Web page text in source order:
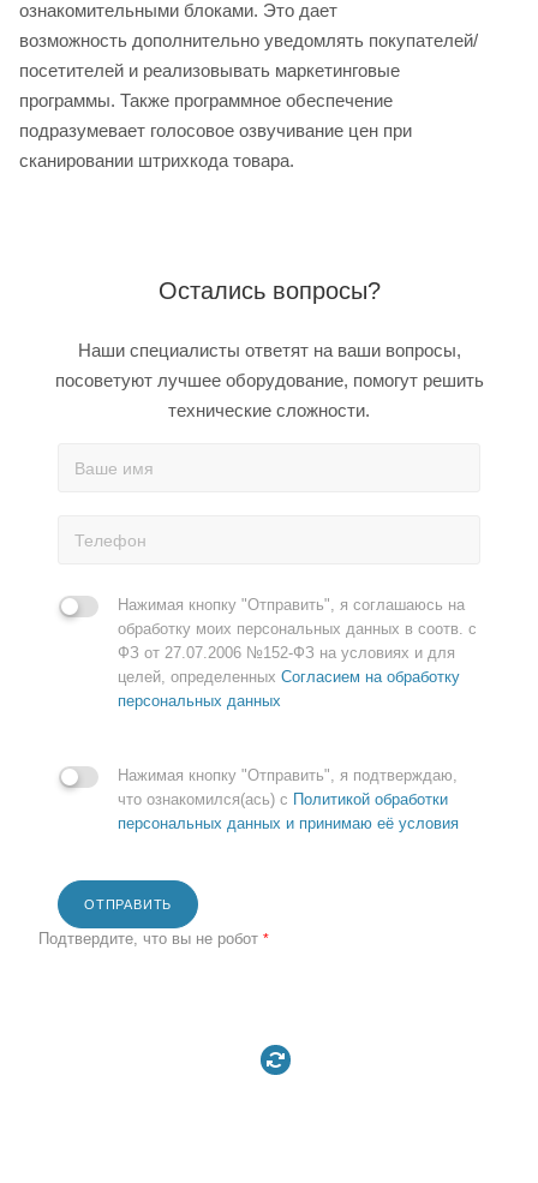
ознакомительными блоками. Это дает
возможность дополнительно уведомлять покупателей/
посетителей и реализовывать маркетинговые
программы. Также программное обеспечение
подразумевает голосовое озвучивание цен при
сканировании штрихкода товара.
Остались вопросы?
Наши специалисты ответят на ваши вопросы,
посоветуют лучшее оборудование, помогут решить
технические сложности.
Нажимая кнопку "Отправить", я соглашаюсь на
обработку моих персональных данных в соотв. с
ФЗ от 27.07.2006 №152-ФЗ на условиях и для
целей, определенных Согласием на обработку
персональных данных
Нажимая кнопку "Отправить", я подтверждаю,
что ознакомился(ась) с Политикой обработки
персональных данных и принимаю её условия
ОТПРАВИТЬ
Подтвердите, что вы не робот *